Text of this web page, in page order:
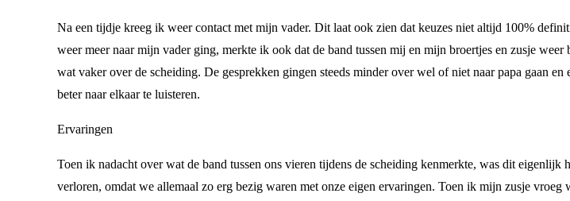
Na een tijdje kreeg ik weer contact met mijn vader. Dit laat ook zien dat keuzes niet altijd 100%
weer meer naar mijn vader ging, merkte ik ook dat de band tussen mij en mijn broertjes en zusje
wat vaker over de scheiding. De gesprekken gingen steeds minder over wel of niet naar papa gaan
beter naar elkaar te luisteren.
Ervaringen
Toen ik nadacht over wat de band tussen ons vieren tijdens de scheiding kenmerkte, was dit
verloren, omdat we allemaal zo erg bezig waren met onze eigen ervaringen. Toen ik mijn zusje